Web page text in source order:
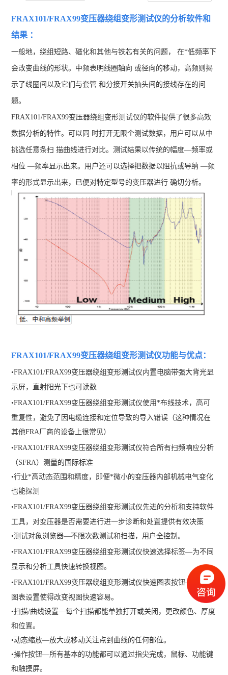
FRAX101/FRAX99变压器绕组变形测试仪的分析软件和
结果 ：
一般地，绕组短路、磁化和其他与铁芯有关的问题， 在*低频率下
会改变曲线的形状。中频表明线圈轴向 或径向的移动，高频则揭
示了线圈间以及它们与套管 和分接开关抽头间的接线存在的问
题。
FRAX101/FRAX99变压器绕组变形测试仪的软件提供了很多高效
数据分析的特性。可以同 时打开无限个测试数据，用户可以从中
挑选任意条扫 描曲线进行对比。测试结果以传统的幅度—频率或
相位 —频率显示出来。用户还可以选择把数据以阻抗或导纳 —频
率的形式显示出来，已便对特定型号的变压器进行 确切分析。
FRAX101/FRAX99变压器绕组变形测试仪功能与优点：
•FRAX101/FRAX99变压器绕组变形测试仪内置电脑带强大背光显
示屏，直射阳光下也可读数
•FRAX101/FRAX99变压器绕组变形测试仪使用*布线技术，高可
重复性，避免了因电缆连接和定位导致的导入错误（这种情况在
其他FRA厂商的设备上很常见）
•FRAX101/FRAX99变压器绕组变形测试仪符合所有扫频响应分析
（SFRA）测量的国际标准
•行业*高动态范围和精度，即便*微小的变压器内部机械电气变化
也能探测
•FRAX101/FRAX99变压器绕组变形测试仪先进的分析和支持软件
工具，对变压器是否需要进行进一步诊断和处置提供有效决策
•测试对象浏览器—不限次数测试和扫描，用户全控制。
•FRAX101/FRAX99变压器绕组变形测试仪快速选择标签—为不同
显示和分析工具快速转换视图。
•FRAX101/FRAX99变压器绕组变形测试仪快速图表按钮—可编程
图表设置使得改变视图快速容易。
•扫描/曲线设置—每个扫描都能单独打开或关闭，更改颜色、厚度
和位置。
•动态缩放—放大或移动关注点到曲线的任何部位。
•操作按钮—所有基本的功能都可以通过指尖完成，鼠标、功能键
和触摸屏。